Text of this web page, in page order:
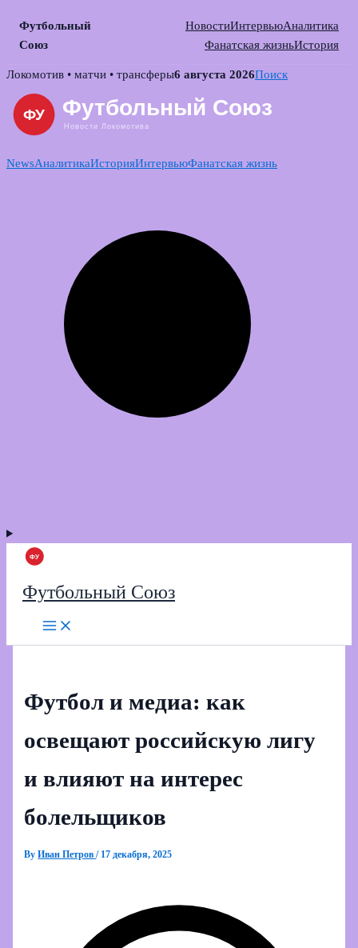
Футбольный
Союз
НовостиИнтервьюАналитика
Фанатская жизньИстория
Skip
content
Локомотив • матчи • трансферы6 августа 2026Поиск
NewsАналитикаИсторияИнтервьюФанатская жизнь
Футбольный Союз
Футбол и медиа: как
освещают российскую лигу
и влияют на интерес
болельщиков
ByИван Петров/ 17 декабря, 2025